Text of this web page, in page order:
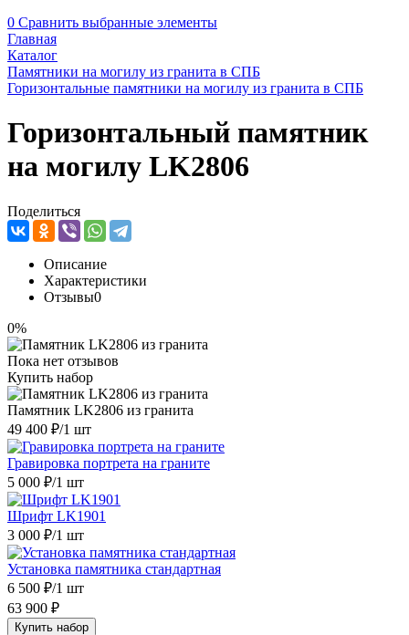
0 Сравнить выбранные элементы
Главная
Каталог
Памятники на могилу из гранита в СПБ
Горизонтальные памятники на могилу из гранита в СПБ
Горизонтальный памятник
на могилу LK2806
Поделиться
Описание
Характеристики
Отзывы0
0%
Пока нет отзывов
Купить набор
Памятник LK2806 из гранита
49 400 ₽/1 шт
Гравировка портрета на граните
5 000 ₽/1 шт
Шрифт LK1901
3 000 ₽/1 шт
Установка памятника стандартная
6 500 ₽/1 шт
63 900 ₽
Купить набор